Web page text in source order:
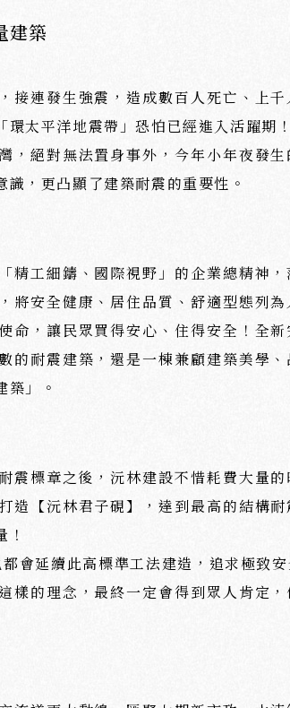
沅
ABOUT
建築
接連發生強震，造成數百人死亡、上
太平洋地震帶」恐怕已經進入活躍期！
，絕對無法置身事外，今年小年夜發
，更凸顯了建築耐震的重要性。
精工細鑄、國際視野」的企業總精神
將安全健康、居住品質、舒適型態列
命，讓民眾買得安心、住得安全！全
的耐震建築，還是一棟兼顧建築美學
築」。
震標章之後，沅林建設不惜耗費大量
造【沅林君子硯】，達到最高的結構
會延續此高標準工法建造，追求極致
樣的理念，最終一定會得到眾人肯定